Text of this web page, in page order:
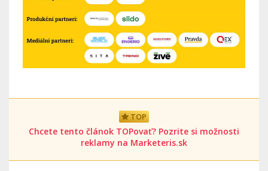
TOP
Chcete tento článok TOPovať? Pozrite si možnosti
reklamy na Marketeris.sk